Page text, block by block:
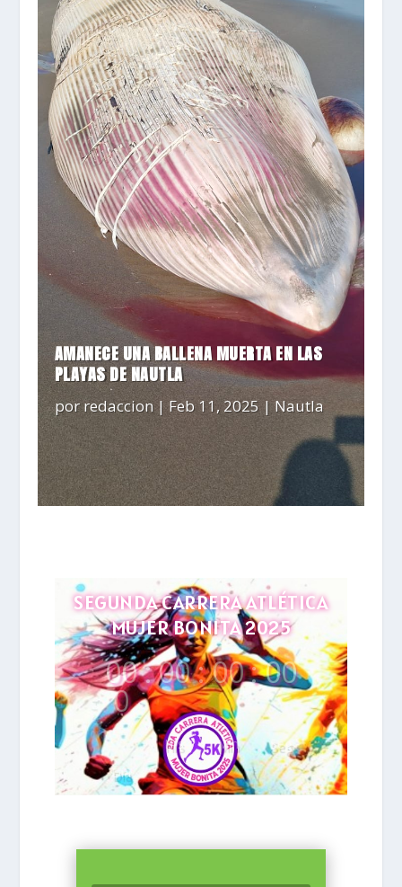
AMANECE UNA BALLENA MUERTA EN LAS
PLAYAS DE NAUTLA
porredaccion|Feb 11, 2025|Nautla
SEGUNDA CARRERA ATLÉTICA
MUJER BONITA 2025
00
0
Día
:00
Hrs
:00
Min
:00
Seg